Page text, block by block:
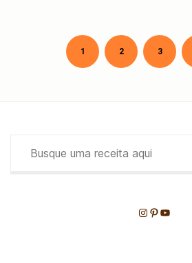
Paginação
1 2 3
Instagram
Pinterest
Youtube